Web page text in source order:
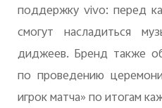
поддержку vivo: перед
смогут насладиться
диджеев. Бренд также
по проведению
игрок матча» по итогам